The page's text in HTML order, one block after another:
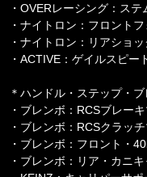
・OVERレーシング：ス
・ナイトロン：フロントフ
・ナイトロン：リアショッ
・ACTIVE：ゲイルスピ
＊ハンドル・ステップ・ブ
・ブレンボ：RCSブレー
・ブレンボ：RCSクラッ
・ブレンボ：フロント・
・ブレンボ：リア・カニ